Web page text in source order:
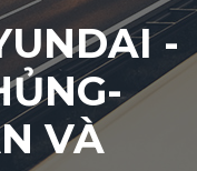
-
VÀ